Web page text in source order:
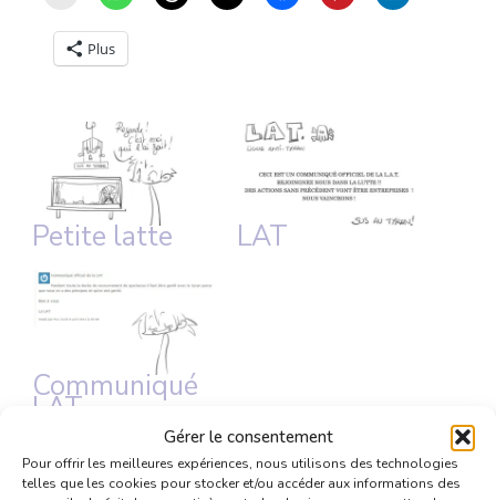
Gérer le consentement
Pour offrir les meilleures expériences, nous utilisons des technologies
telles que les cookies pour stocker et/ou accéder aux informations des
Plus
Petite latte LAT
Communiqué
LAT
CHIBI COUPS DE LATTES (LAT) KURU